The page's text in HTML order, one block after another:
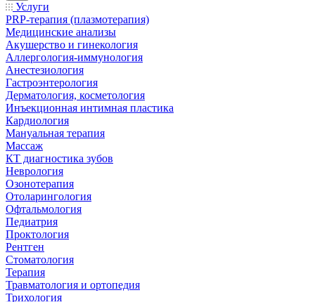
Услуги
PRP-терапия (плазмотерапия)
Медицинские анализы
Акушерство и гинекология
Аллергология-иммунология
Анестезиология
Гастроэнтерология
Дерматология, косметология
Инъекционная интимная пластика
Кардиология
Мануальная терапия
Массаж
КТ диагностика зубов
Неврология
Озонотерапия
Отоларингология
Офтальмология
Педиатрия
Проктология
Рентген
Стоматология
Терапия
Травматология и ортопедия
Трихология